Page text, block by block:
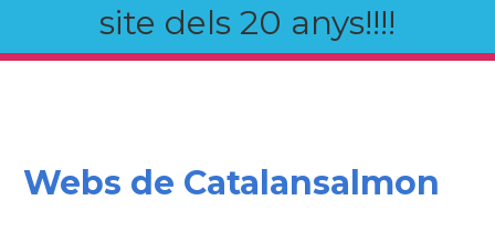
site dels 20 anys!!!!
Webs de Catalansalmon